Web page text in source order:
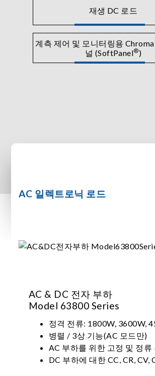
재생 DC 로드
계측 제어 및 모니터링용
널 (SoftPanel®)
AC 일렉트로닉 로드
AC & DC 전자 부하
Model 63800 Series
정격 전류: 1800W, 3600W,
병렬 / 3상 기능(AC 모드만)
AC 부하를 위한 고정 및 정류
DC 부하에 대한 CC, CR, CV,